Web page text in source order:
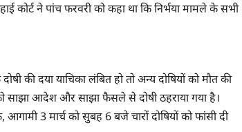
कोर्ट ने पांच फरवरी को कहा था कि निर्भया मामले के सभी
की दया याचिका लंबित हो तो अन्य दोषियों को मौत की
साझा आदेश और साझा फैसले से दोषी ठहराया गया है।
आगामी 3 मार्च को सुबह 6 बजे चारों दोषियों को फांसी दी